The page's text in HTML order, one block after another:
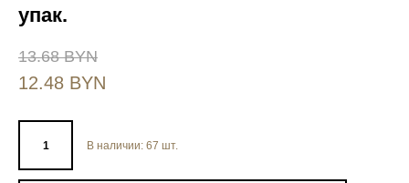
упак.
13.68 BYN
12.48 BYN
В наличии: 67 шт.